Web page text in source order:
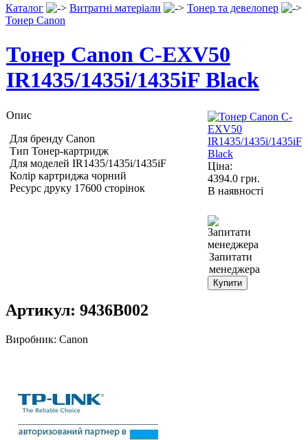
Каталог
Витратні матеріали
Тонер та девелопер
Тонер Canon
Тонер Canon C-EXV50
IR1435/1435i/1435iF Black
Опис
Для бренду Canon
Тип Тонер-картридж
Для моделей IR1435/1435i/1435iF
Колір картриджа чорний
Ресурс друку 17600 сторінок
Ціна:
4394.0 грн.
В наявності
Запитати
менеджера
Купити
Артикул: 9436B002
Виробник: Canon